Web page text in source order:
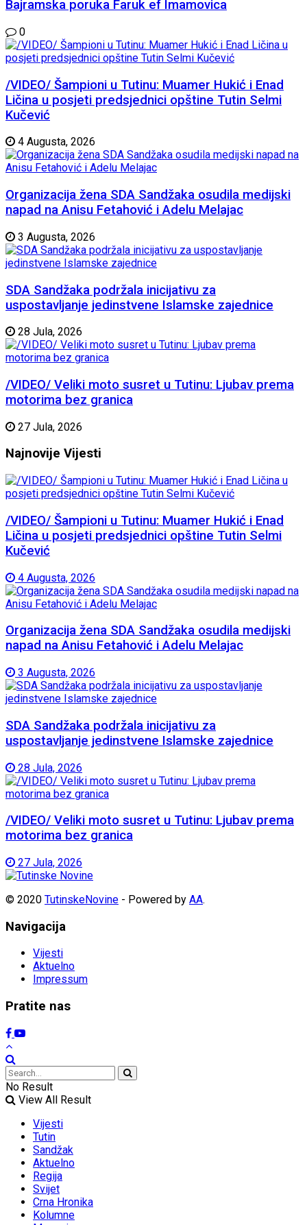
Bajramska poruka Faruk ef Imamovica
0
/VIDEO/ Šampioni u Tutinu: Muamer Hukić i Enad
Ličina u posjeti predsjednici opštine Tutin Selmi
Kučević
4 Augusta, 2026
Organizacija žena SDA Sandžaka osudila medijski
napad na Anisu Fetahović i Adelu Melajac
3 Augusta, 2026
SDA Sandžaka podržala inicijativu za
uspostavljanje jedinstvene Islamske zajednice
28 Jula, 2026
/VIDEO/ Veliki moto susret u Tutinu: Ljubav prema
motorima bez granica
27 Jula, 2026
Najnovije Vijesti
/VIDEO/ Šampioni u Tutinu: Muamer Hukić i Enad
Ličina u posjeti predsjednici opštine Tutin Selmi
Kučević
4 Augusta, 2026
Organizacija žena SDA Sandžaka osudila medijski
napad na Anisu Fetahović i Adelu Melajac
3 Augusta, 2026
SDA Sandžaka podržala inicijativu za
uspostavljanje jedinstvene Islamske zajednice
28 Jula, 2026
/VIDEO/ Veliki moto susret u Tutinu: Ljubav prema
motorima bez granica
27 Jula, 2026
© 2020 TutinskeNovine - Powered by AA.
Navigacija
Vijesti
Aktuelno
Impressum
Pratite nas
No Result
View All Result
Vijesti
Tutin
Sandžak
Aktuelno
Regija
Svijet
Crna Hronika
Kolumne